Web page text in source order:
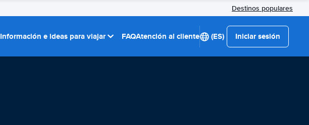
Destinos populares
Información e ideas para viajar FAQAtención al cliente (ES) Iniciar sesión